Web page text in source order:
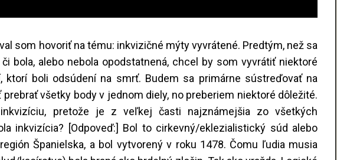
som hovoriť na tému: inkvizičné mýty vyvrátené. Predtým, než sa
bola, alebo nebola opodstatnená, chcel by som vyvrátiť niektoré
boli odsúdení na smrť. Budem sa primárne sústreďovať na
všetky body v jednom diely, no preberiem niektoré dôležité.
pretože je z veľkej časti najznámejšia zo všetkých
inkvizícia? [Odpoveď:] Bol to cirkevný/eklezialistický súd alebo
Španielska, a bol vytvorený v roku 1478. Čomu ľudia musia